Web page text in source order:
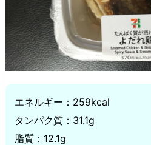
エネルギー：259kcal
タンパク質：31.1g
脂質：12.1g